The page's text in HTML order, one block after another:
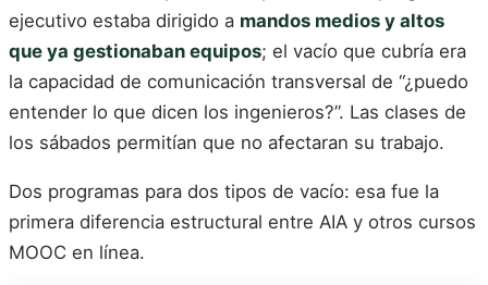
ejecutivo estaba dirigido a mandos medios y altos
que ya gestionaban equipos; el vacío que cubría era
la capacidad de comunicación transversal de “¿puedo
entender lo que dicen los ingenieros?”. Las clases de
los sábados permitían que no afectaran su trabajo.
Dos programas para dos tipos de vacío: esa fue la
primera diferencia estructural entre AIA y otros cursos
MOOC en línea.